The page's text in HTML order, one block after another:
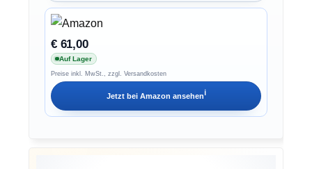
€ 61,00
Auf Lager
Preise inkl. MwSt., zzgl. Versandkosten
Jetzt bei Amazon ansehenℹ︎